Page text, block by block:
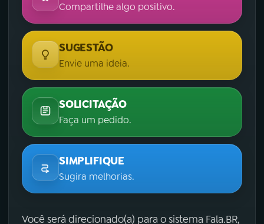
Compartilhe algo positivo.
SUGESTÃO
Envie uma ideia.
SOLICITAÇÃO
Faça um pedido.
SIMPLIFIQUE
Sugira melhorias.
Você será direcionado(a) para o sistema Fala.BR,